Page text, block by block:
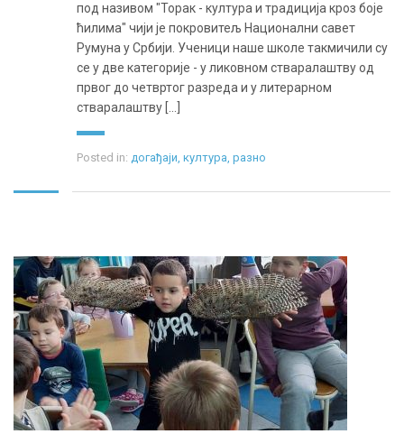
под називом "Торак - култура и традиција кроз боје
ћилима" чији је покровитељ Национални савет
Румуна у Србији. Ученици наше школе такмичили су
се у две категорије - у ликовном стваралаштву од
првог до четвртог разреда и у литерарном
стваралаштву [...]
Posted in: догађаји, култура, разно